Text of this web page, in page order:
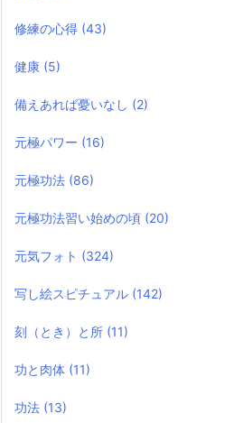
修練の心得 (43)
健康 (5)
備えあれば憂いなし (2)
元極パワー (16)
元極功法 (86)
元極功法習い始めの頃 (20)
元気フォト (324)
写し絵スピチュアル (142)
刻（とき）と所 (11)
功と肉体 (11)
功法 (13)